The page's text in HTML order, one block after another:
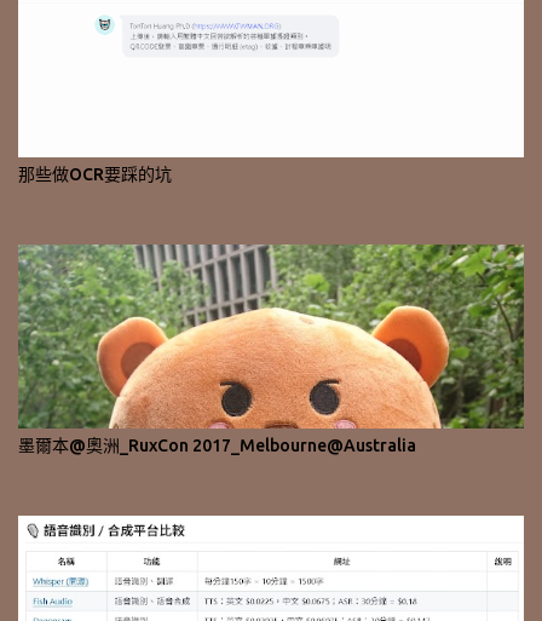
那些做OCR要踩的坑
墨爾本@奧洲_RuxCon 2017_Melbourne@Australia